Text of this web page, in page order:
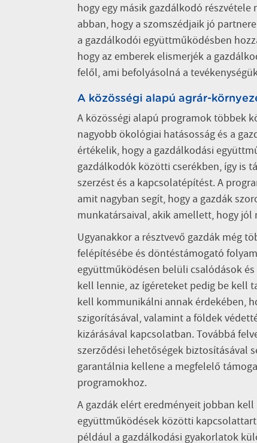
hogy egy másik gazdálkodó
abban, hogy a szomszédjaik jó
a gazdálkodói együttműködésben
hogy az emberek elismerjék a
felől, ami befolyásolná a
A közösségi alapú agrár-
A közösségi alapú programok többek
nagyobb ökológiai hatásosság és a
értékelik, hogy a gazdálkodási
gazdálkodók közötti cserékben, így is
szerzést és a kapcsolatépítést. A
amit nagyban segít, hogy a gazdák
munkatársaival, akik amellett, hogy
Ugyanakkor a résztvevő gazdák még
felépítésébe és döntéstámogató
együttműködésen belüli csalódások
kell lennie, az ígéreteket pedig be kell
kell kommunikálni annak érdekében,
szigorításával, valamint a földek
kizárásával kapcsolatban. Továbbá
szerződési lehetőségek biztosításával
garantálnia kellene a megfelelő
programokhoz.
A gazdák elért eredményeit jobban
együttműködések közötti
például a gazdálkodási gyakorlatok